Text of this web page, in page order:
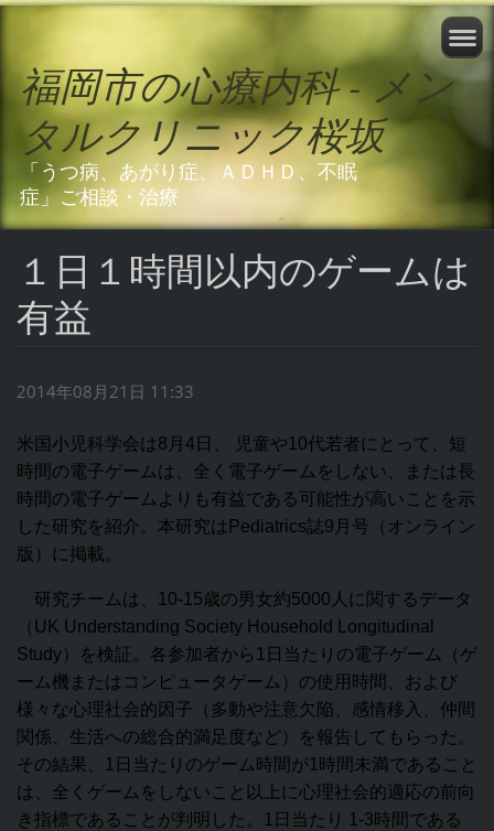
福岡市の心療内科 - メン
タルクリニック桜坂
「うつ病、あがり症、ＡＤＨＤ、不眠
症」ご相談・治療
１日１時間以内のゲームは
有益
2014年08月21日 11:33
米国小児科学会は8月4日、 児童や10代若者にとって、短
時間の電子ゲームは、全く電子ゲームをしない、または長
時間の電子ゲームよりも有益である可能性が高いことを示
した研究を紹介。本研究はPediatrics誌9月号（オンライン
版）に掲載。
研究チームは、10‐15歳の男女約5000人に関するデータ
（UK Understanding Society Household Longitudinal
Study）を検証。各参加者から1日当たりの電子ゲーム（ゲ
ーム機またはコンピュータゲーム）の使用時間、および
様々な心理社会的因子（多動や注意欠陥、感情移入、仲間
関係、生活への総合的満足度など）を報告してもらった。
その結果、1日当たりのゲーム時間が1時間未満であること
は、全くゲームをしないこと以上に心理社会的適応の前向
き指標であることが判明した。1日当たり 1‐3時間である